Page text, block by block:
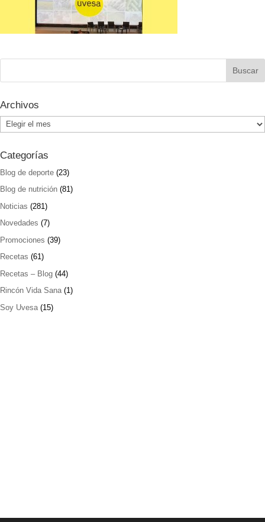
Archivos
Archivos
Categorías
Blog de deporte (23)
Blog de nutrición (81)
Noticias (281)
Novedades (7)
Promociones (39)
Recetas (61)
Recetas – Blog (44)
Rincón Vida Sana(1)
Soy Uvesa (15)